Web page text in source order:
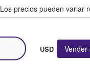
Los precios pueden variar
USD Vender